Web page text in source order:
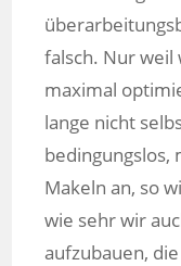
falsch. Nur weil
maximal
lange nicht
bedingungslos,
Makeln an, so
wie sehr wir
aufzubauen,